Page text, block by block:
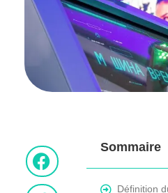
Sommaire
Définition